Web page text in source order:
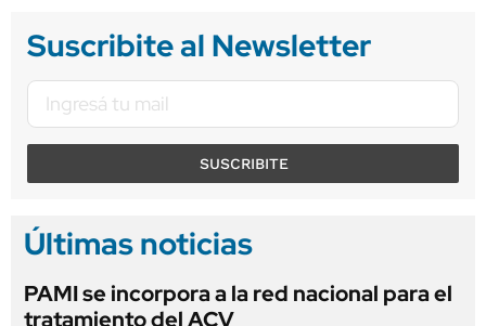
Suscribite al Newsletter
SUSCRIBITE
Últimas noticias
PAMI se incorpora a la red nacional para el
tratamiento del ACV